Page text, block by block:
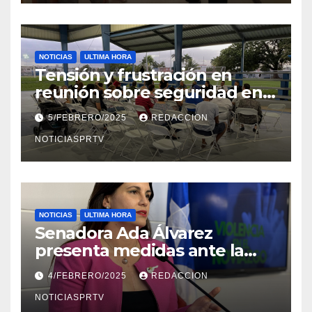
NOTICIAS ULTIMA HORA
Tensión y frustración en
reunión sobre seguridad en
Reparto Metropolitano
5/FEBRERO/2025 REDACCION
NOTICIASPRTV
NOTICIAS ULTIMA HORA
Senadora Ada Álvarez
presenta medidas ante la
violencia en el noviazgo
4/FEBRERO/2025 REDACCION
NOTICIASPRTV